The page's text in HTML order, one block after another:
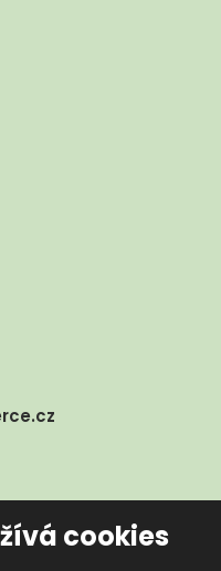
cookies